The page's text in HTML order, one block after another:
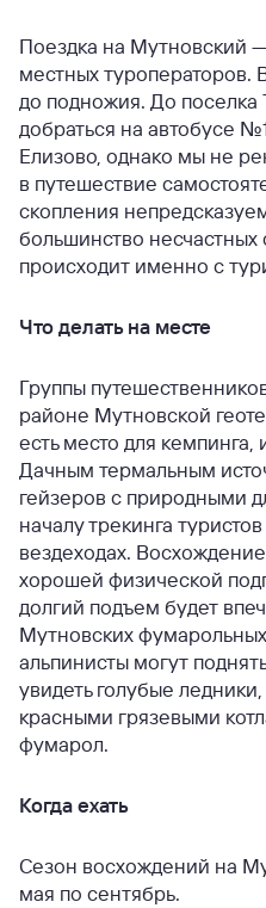
Поездка на Мутновский
местных туроператоров.
до подножия. До
добраться на автобусе
Елизово, однако мы не
в путешествие
скопления
большинство несчастных
происходит именно с
Что делать на месте
Группы
районе Мутновской
есть место для кемпинга,
Дачным термальным
гейзеров с природными
началу трекинга
вездеходах.
хорошей физической
долгий подъем будет
Мутновских
альпинисты могут
увидеть голубые
красными грязевыми
фумарол.
Когда ехать
Сезон восхождений на
мая по сентябрь.